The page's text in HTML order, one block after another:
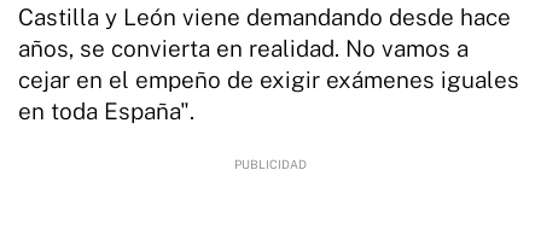
Castilla y León viene demandando desde hace
años, se convierta en realidad. No vamos a
cejar en el empeño de exigir exámenes iguales
en toda España".